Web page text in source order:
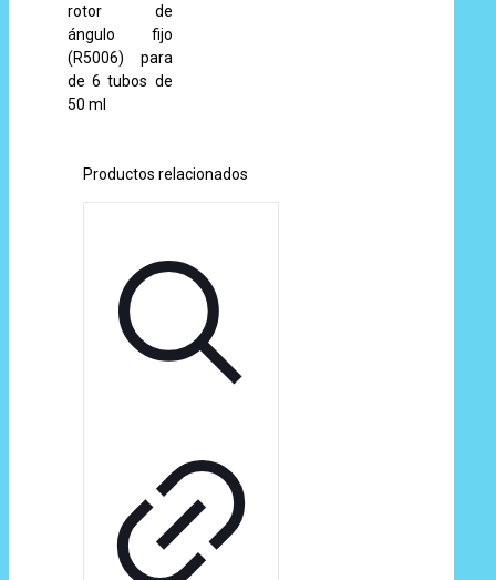
rotor de
ángulo fijo
(R5006) para
de 6 tubos de
50 ml
Productos relacionados